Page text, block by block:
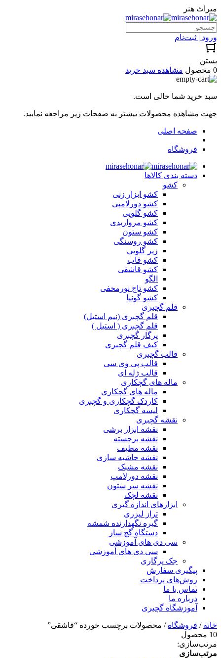
میراث هنر
ورود | ثبت‌نام
بستن
0 محصول
مشاهده سبد خرید
سبد خرید شما خالی است.
جهت مشاهده محصولات بیشتر به صفحات زیر مراجعه نمایید.
صفحه اصلی
فروشگاه
دسته بندی کالاها
کشو
کشو ابزار زنی
کشو دورلامپی
کشو گلویی
کشو مرواریدی
کشو ستون
کشو روسنگی
زیر گلویی
کشو قاب
کشو قاشقی
الگو
کشو تاج نورمخفی
کشو گونیا
قلم گچبری
قلم گچبری (نیم استیل)
قلم گچبری ( استیل )
پرگار گچبری
کیف قلم گچبری
قالب گچبری
قالب پی وی سی
قالب ژله ای
ماله های گچکاری
ماله های گچکاری
کاردک گچکاری و گچبری
لیسه گچکاری
نقشه گچبری
نقشه ابزار برشی
نقشه برجسته
نقشه مطیف
نقشه حاشیه سازی
نقشه مشبک
نقشه دورلامپ
نقشه سر ستون
نقشه لچک
ابزارهای اندازه گیری
تراز لیزری
گیره نگهدارنده شمشه
دستگاه گچ ساز
سی دی های آموزشی
سی دی های آموزشی
جک پرگاری
پیگیری سفارش
روش‌های پرداخت
تماس با ما
درباره ما
آموزشگاه گچبری
خانه / فروشگاه / محصولات برچسب خورده “قاشقی”
10 محصول
مرتب‌سازی:
مرتب‌سازی